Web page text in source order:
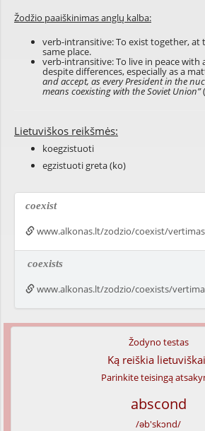
Žodžio paaiškinimas anglų kalba:
verb-intransitive: To exist together, at
same place.
verb-intransitive: To live in peace
despite differences, especially as a
and accept, as every President in the
means coexisting with the Soviet Union”(
Lietuviškos reikšmės:
koegzistuoti
egzistuoti greta (ko)
coexist
www.alkonas.lt/zodzio/coexist/vertimas
coexists
www.alkonas.lt/zodzio/coexists/
Žodyno testas
Ką reiškia
Parinkite teisingą
abscond
/əb'skɔnd/